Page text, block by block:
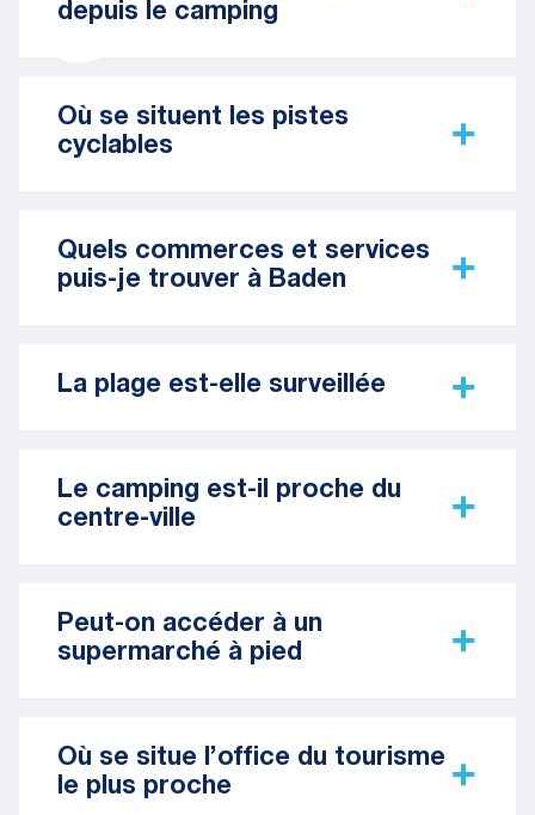
depuis le camping
Où se situent les pistes
cyclables
Quels commerces et services
puis-je trouver à Baden
La plage est-elle surveillée
Le camping est-il proche du
centre-ville
Peut-on accéder à un
supermarché à pied
Où se situe l’office du tourisme
le plus proche